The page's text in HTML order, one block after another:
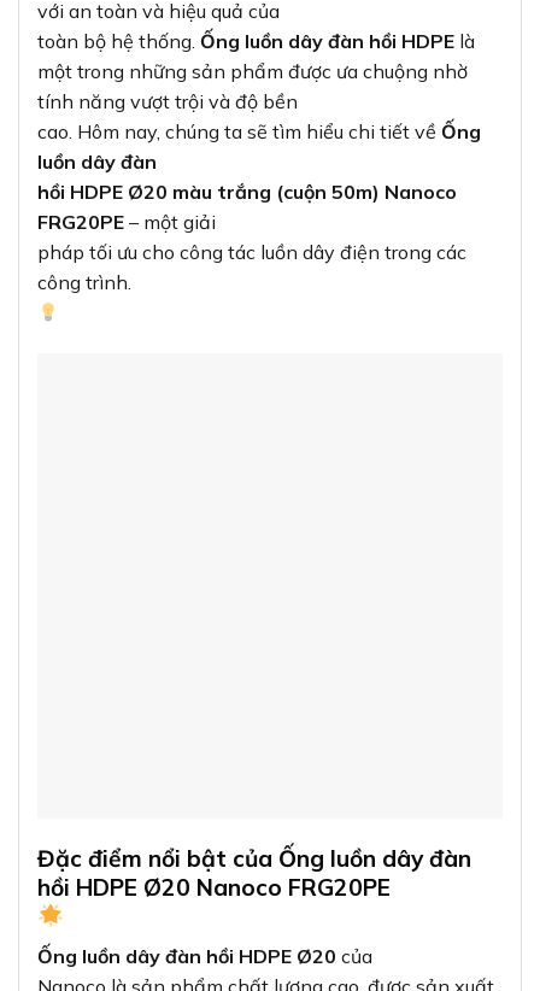
với an toàn và hiệu quả của
toàn bộ hệ thống. Ống luồn dây đàn hồi HDPE là
một trong những sản phẩm được ưa chuộng nhờ
tính năng vượt trội và độ bền
cao. Hôm nay, chúng ta sẽ tìm hiểu chi tiết về Ống
luồn dây đàn
hồi HDPE Ø20 màu trắng (cuộn 50m) Nanoco
FRG20PE – một giải
pháp tối ưu cho công tác luồn dây điện trong các
công trình.
Đặc điểm nổi bật của Ống luồn dây đàn
hồi HDPE Ø20 Nanoco FRG20PE
Ống luồn dây đàn hồi HDPE Ø20 của